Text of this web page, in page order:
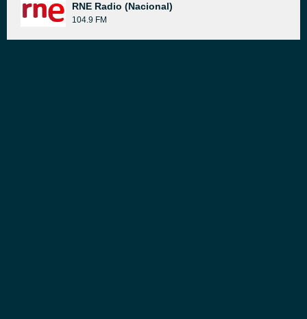
RNE Radio (Nacional)
104.9 FM